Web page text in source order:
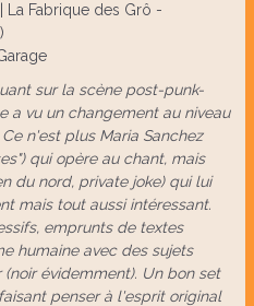
La Fabrique des Grô -
sur la scène post-punk-
a vu un changement au niveau
n'est plus Maria Sanchez
qui opère au chant, mais
du nord, private joke) qui lui
mais tout aussi intéressant.
emprunts de textes
humaine avec des sujets
évidemment). Un bon set
penser à l'esprit original